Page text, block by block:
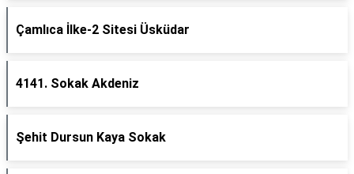
Çamlıca İlke-2 Sitesi Üsküdar
4141. Sokak Akdeniz
Şehit Dursun Kaya Sokak